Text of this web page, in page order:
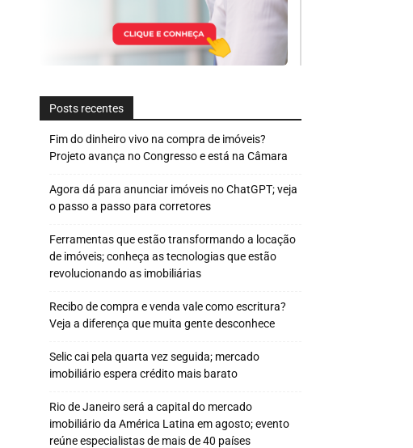
Posts recentes
Fim do dinheiro vivo na compra de imóveis?
Projeto avança no Congresso e está na Câmara
Agora dá para anunciar imóveis no ChatGPT; veja
o passo a passo para corretores
Ferramentas que estão transformando a locação
de imóveis; conheça as tecnologias que estão
revolucionando as imobiliárias
Recibo de compra e venda vale como escritura?
Veja a diferença que muita gente desconhece
Selic cai pela quarta vez seguida; mercado
imobiliário espera crédito mais barato
Rio de Janeiro será a capital do mercado
imobiliário da América Latina em agosto; evento
reúne especialistas de mais de 40 países